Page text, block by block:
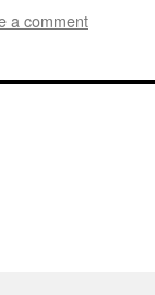
a comment